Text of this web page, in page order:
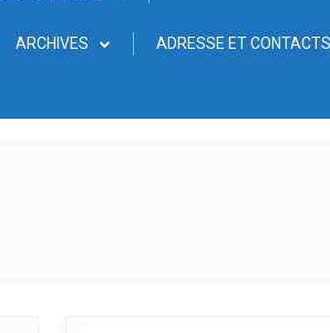
ARCHIVES ADRESSE ET CONTACTS